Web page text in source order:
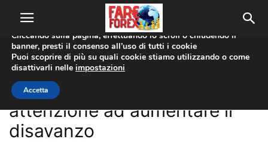
Home Economia
Economia
Bankitalia, Visco avverte:
attenzione ad aumentare il
disavanzo
Utilizziamo i cookie per offrirti la migliore esperienza sul nostro
sito web.
Cliccando sulla pagina, effettuando lo scroll o chiudendo il
banner, presti il consenso all’uso di tutti i cookie
Puoi scoprire di più su quali cookie stiamo utilizzando o come
disattivarli nelle impostazioni
Accetta